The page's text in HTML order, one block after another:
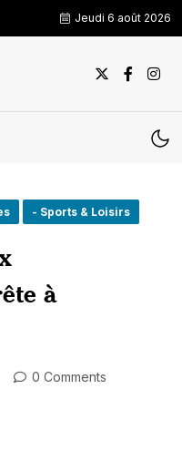
Jeudi 6 août 2026
- Sports & Loisirs
à
0 Comments